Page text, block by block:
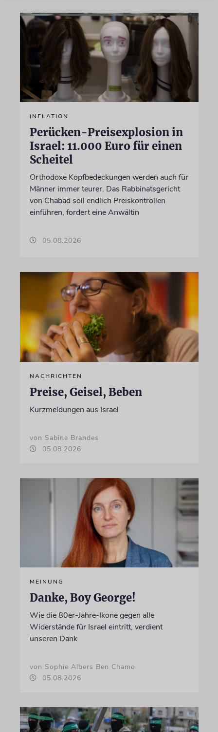
INFLATION
Perücken-Preisexplosion in
Israel: 11.000 Euro für einen
Scheitel
Orthodoxe Kopfbedeckungen werden auch für
Männer immer teurer. Das Rabbinatsgericht
von Chabad soll endlich Preiskontrollen
einführen, fordert eine Anwältin
05.08.2026
NACHRICHTEN
Preise, Geisel, Beben
Kurzmeldungen aus Israel
von Sabine Brandes
05.08.2026
MEINUNG
Danke, Boy George!
Wie die 80er-Jahre-Ikone gegen alle
Widerstände für Israel eintritt, verdient
unseren Dank
von Sophie Albers Ben Chamo
05.08.2026